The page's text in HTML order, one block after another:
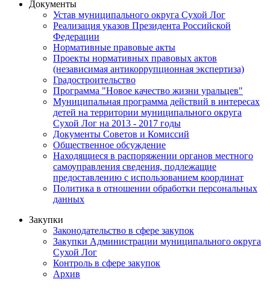
Документы
Устав муниципального округа Сухой Лог
Реализация указов Президента Российской
Федерации
Нормативные правовые акты
Проекты нормативных правовых актов
(независимая антикоррупционная экспертиза)
Градостроительство
Программа "Новое качество жизни уральцев"
Муниципальная программа действий в интересах
детей на территории муниципального округа
Сухой Лог на 2013 - 2017 годы
Документы Советов и Комиссий
Общественное обсуждение
Находящиеся в распоряжении органов местного
самоуправления сведения, подлежащие
предоставлению с использованием координат
Политика в отношении обработки персональных
данных
Закупки
Законодательство в сфере закупок
Закупки Администрации муниципального округа
Сухой Лог
Контроль в сфере закупок
Архив